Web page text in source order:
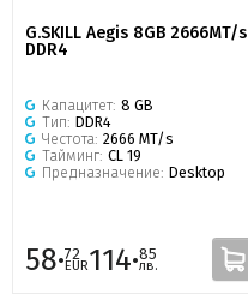
G.SKILL Aegis 8GB 2666MT/s
DDR4
Капацитет: 8 GB
Тип: DDR4
Честота: 2666 MT/s
Тайминг: CL 19
Предназначение: Desktop
58·72
EUR114·85
лв.